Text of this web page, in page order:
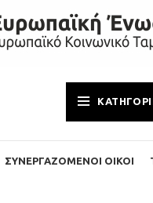
ΣΥΝΕΡΓΑΖΌΜΕΝΟΙ ΟΊΚΟΙ